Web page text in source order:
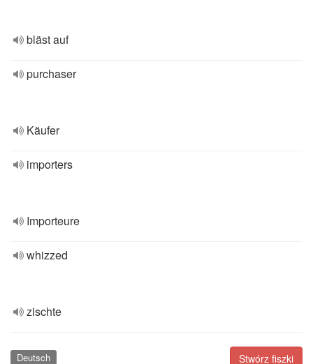
bläst auf
purchaser
Käufer
importers
Importeure
whizzed
zischte
Stwórz fiszki
Deutsch